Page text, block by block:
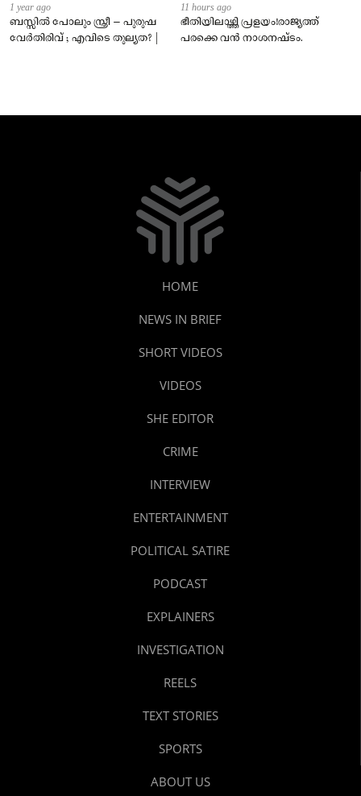
1 year ago
ബസ്സിൽ പോലും സ്ത്രീ – പുരുഷ
വേർതിരിവ് ; എവിടെ തുല്യത? |
11 hours ago
ഭീതിയിലാഴ്ത്തി പ്രളയം!രാജ്യത്ത്
പരക്കെ വൻ നാശനഷ്ടം.
HOME
NEWS IN BRIEF
SHORT VIDEOS
VIDEOS
SHE EDITOR
CRIME
INTERVIEW
ENTERTAINMENT
POLITICAL SATIRE
PODCAST
EXPLAINERS
INVESTIGATION
REELS
TEXT STORIES
SPORTS
ABOUT US